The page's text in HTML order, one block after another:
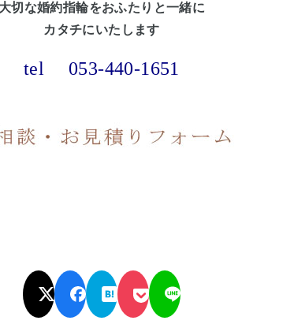
大切な婚約指輪をおふたりと一緒に
カタチにいたします
tel 053-440-1651